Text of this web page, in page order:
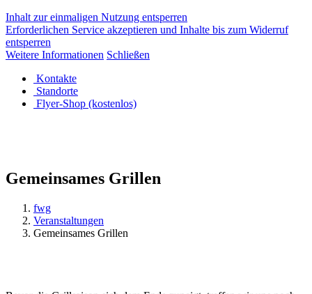
Inhalt zur einmaligen Nutzung entsperren
Erforderlichen Service akzeptieren und Inhalte bis zum Widerruf
entsperren
Weitere Informationen Schließen
Kontakte
Standorte
Flyer-Shop (kostenlos)
Gemeinsames Grillen
fwg
Veranstaltungen
Gemeinsames Grillen